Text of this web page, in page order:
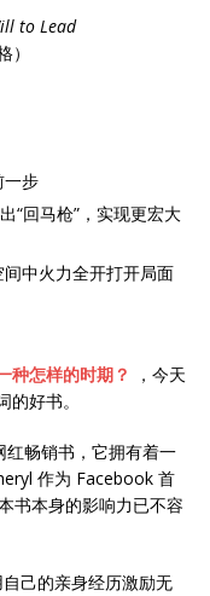
to Lead
一步
“回马枪”，实现更宏大
中火力全开打开局面
怎样的时期？
，今天
好书。
畅销书，它拥有着一
作为 Facebook 首
书本身的影响力已不容
己的亲身经历激励无